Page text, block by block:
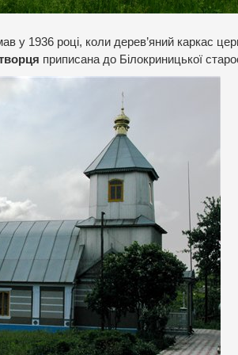
у 1936 році, коли дерев’яний каркас
приписана до Білокриницької